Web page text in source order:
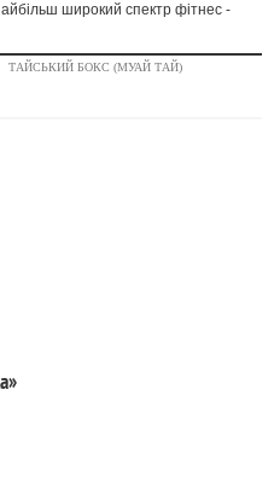
широкий спектр фітнес -
ТАЙСЬКИЙ БОКС (МУАЙ ТАЙ)